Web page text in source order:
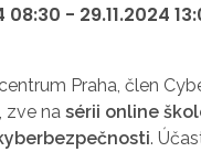
08:30 - 29.11.2024
Praha, člen
zve na sérii online
.